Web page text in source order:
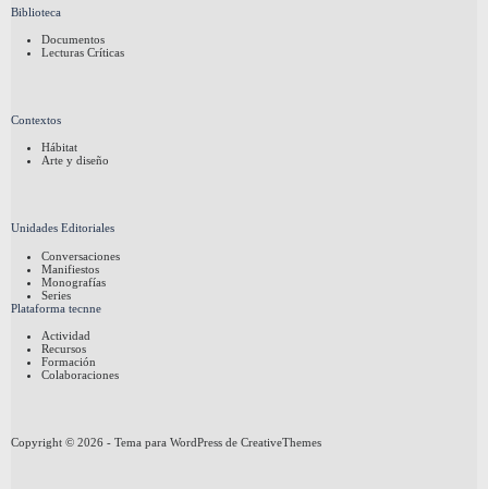
Biblioteca
Documentos
Lecturas Críticas
Contextos
Hábitat
Arte y diseño
Unidades Editoriales
Conversaciones
Manifiestos
Monografías
Series
Plataforma tecnne
Actividad
Recursos
Formación
Colaboraciones
Copyright © 2026 - Tema para WordPress de CreativeThemes